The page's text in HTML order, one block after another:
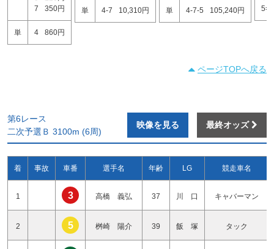
7
350円
単 4 860円
単 4-7 10,310円 単 4-7-5 105,240円
5=7
ページTOPへ戻る
第6レース
二次予選Ｂ 3100m (6周)
映像を見る 最終オッズ
着 事故 車番 選手名 年齢 LG 競走車名
1 3 高橋 義弘 37 川 口 キャバーマン
2 5 桝崎 陽介 39 飯 塚 タック